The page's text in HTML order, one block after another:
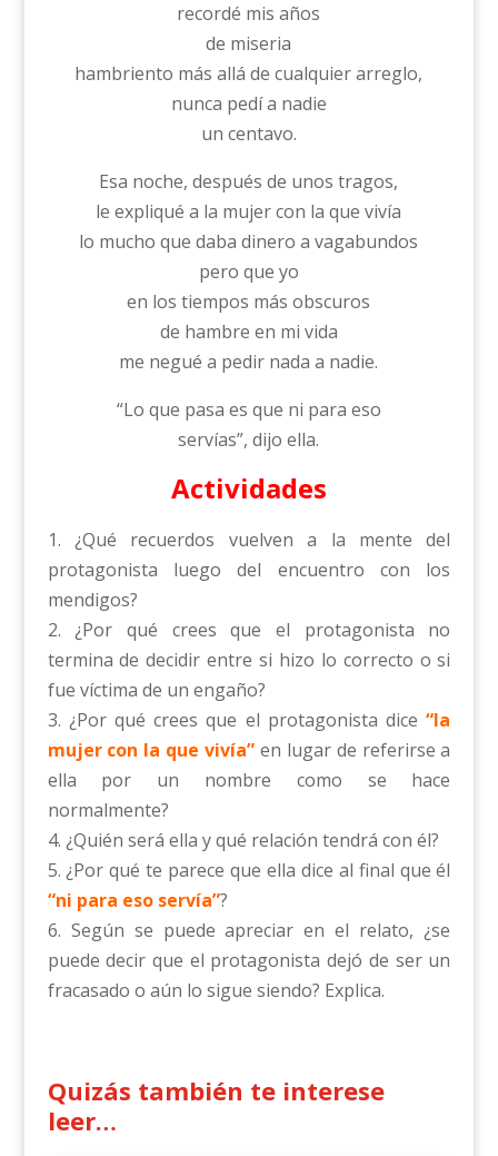
recordé mis años
de miseria
hambriento más allá de cualquier arreglo,
nunca pedí a nadie
un centavo.
Esa noche, después de unos tragos,
le expliqué a la mujer con la que vivía
lo mucho que daba dinero a vagabundos
pero que yo
en los tiempos más obscuros
de hambre en mi vida
me negué a pedir nada a nadie.
“Lo que pasa es que ni para eso
servías”, dijo ella.
Actividades
1. ¿Qué recuerdos vuelven a la mente del
protagonista luego del encuentro con los
mendigos?
2. ¿Por qué crees que el protagonista no
termina de decidir entre si hizo lo correcto o si
fue víctima de un engaño?
3. ¿Por qué crees que el protagonista dice“la
mujer con la que vivía” en lugar de referirse a
ella por un nombre como se hace
normalmente?
4. ¿Quién será ella y qué relación tendrá con él?
5. ¿Por qué te parece que ella dice al final que él
“ni para eso servía”?
6. Según se puede apreciar en el relato, ¿se
puede decir que el protagonista dejó de ser un
fracasado o aún lo sigue siendo? Explica.
Quizás también te interese
leer…